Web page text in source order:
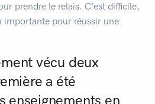
prendre le relais. C’est difficile,
importante pour réussir une
vécu deux
a été
enseignements en